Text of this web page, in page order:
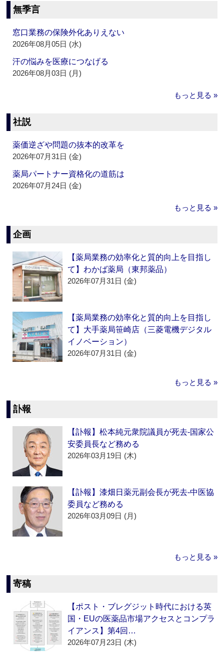
無季言
窓口業務の保険外化ありえない
2026年08月05日 (水)
汗の悩みを医療につなげる
2026年08月03日 (月)
もっと見る »
社説
薬価逆ざや問題の抜本的改革を
2026年07月31日 (金)
薬局パートナー資格化の道筋は
2026年07月24日 (金)
もっと見る »
企画
【薬局業務の効率化と質的向上を目指し
て】わかば薬局（東邦薬品）
2026年07月31日 (金)
【薬局業務の効率化と質的向上を目指し
て】大手薬局笹崎店（三菱電機デジタル
イノベーション）
2026年07月31日 (金)
もっと見る »
訃報
【訃報】松本純元衆院議員が死去‐国家公
安委員長など務める
2026年03月19日 (木)
【訃報】漆畑日薬元副会長が死去‐中医協
委員など務める
2026年03月09日 (月)
もっと見る »
寄稿
【ポスト・ブレグジット時代における英
国・EUの医薬品市場アクセスとコンプラ
イアンス】第4回…
2026年07月23日 (木)